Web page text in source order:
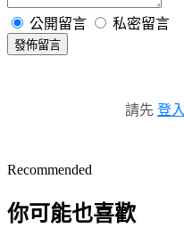
公開留言 私密留言
發佈留言
請先 登入
Recommended
你可能也喜歡